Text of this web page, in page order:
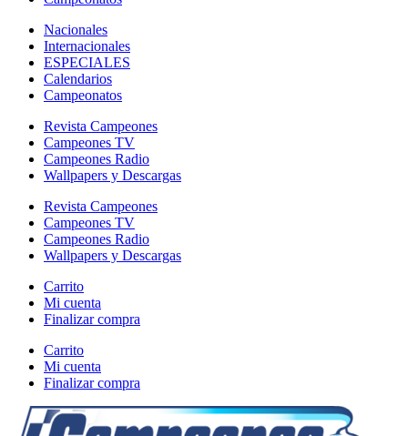
Nacionales
Internacionales
ESPECIALES
Calendarios
Campeonatos
Revista Campeones
Campeones TV
Campeones Radio
Wallpapers y Descargas
Revista Campeones
Campeones TV
Campeones Radio
Wallpapers y Descargas
Carrito
Mi cuenta
Finalizar compra
Carrito
Mi cuenta
Finalizar compra